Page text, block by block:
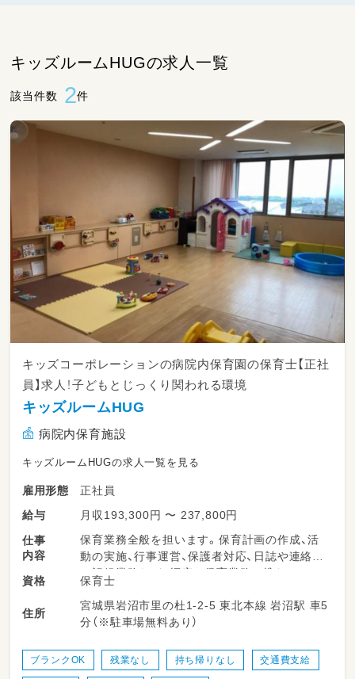
キッズルームHUGの求人一覧
該当件数 2件
キッズコーポレーションの病院内保育園の保育士【正社
員】求人！子どもとじっくり関われる環境
キッズルームHUG
病院内保育施設
キッズルームHUGの求人一覧を見る
雇用形態
正社員
給与
月収193,300円 〜 237,800円
仕事
内容
保育業務全般を担います。保育計画の作成、活
動の実施、行事運営、保護者対応、日誌や連絡帳
の記録業務など、幅広い保育業務に携わってい
ただきます。少人数制の保育園が多く、子ども
たち一人ひとりに丁寧に関わることができる環
境です。チームで連携しながら、柔軟で子ども
＜スケジュール例＞
資格 保育士
住所
宮城県岩沼市里の杜1-2-5 東北本線 岩沼駅 車5
分（※駐車場無料あり）
ブランクOK 残業なし 持ち帰りなし 交通費支給